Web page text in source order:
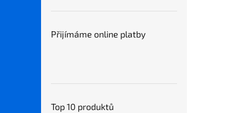
Přijímáme online platby
Top 10 produktů